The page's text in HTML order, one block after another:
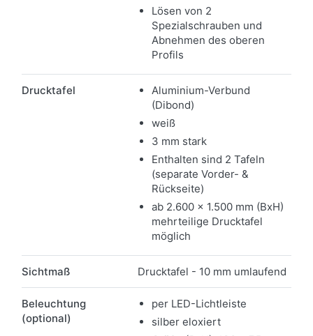
Lösen von 2
Spezialschrauben und
Abnehmen des oberen
Profils
Drucktafel
Aluminium-Verbund
(Dibond)
weiß
3 mm stark
Enthalten sind 2 Tafeln
(separate Vorder- &
Rückseite)
ab 2.600 x 1.500 mm (BxH)
mehrteilige Drucktafel
möglich
Sichtmaß Drucktafel - 10 mm umlaufend
Beleuchtung
(optional)
per LED-Lichtleiste
silber eloxiert